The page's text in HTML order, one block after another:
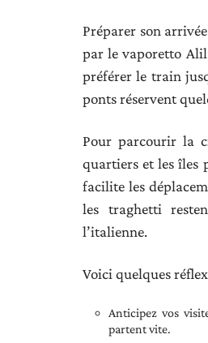
Préparer son
par le vaporetto
préférer le train
ponts réservent
Pour parcourir la
quartiers et les îles
facilite les
les traghetti
l’italienne.
Voici quelques
Anticipez vos
partent vite.